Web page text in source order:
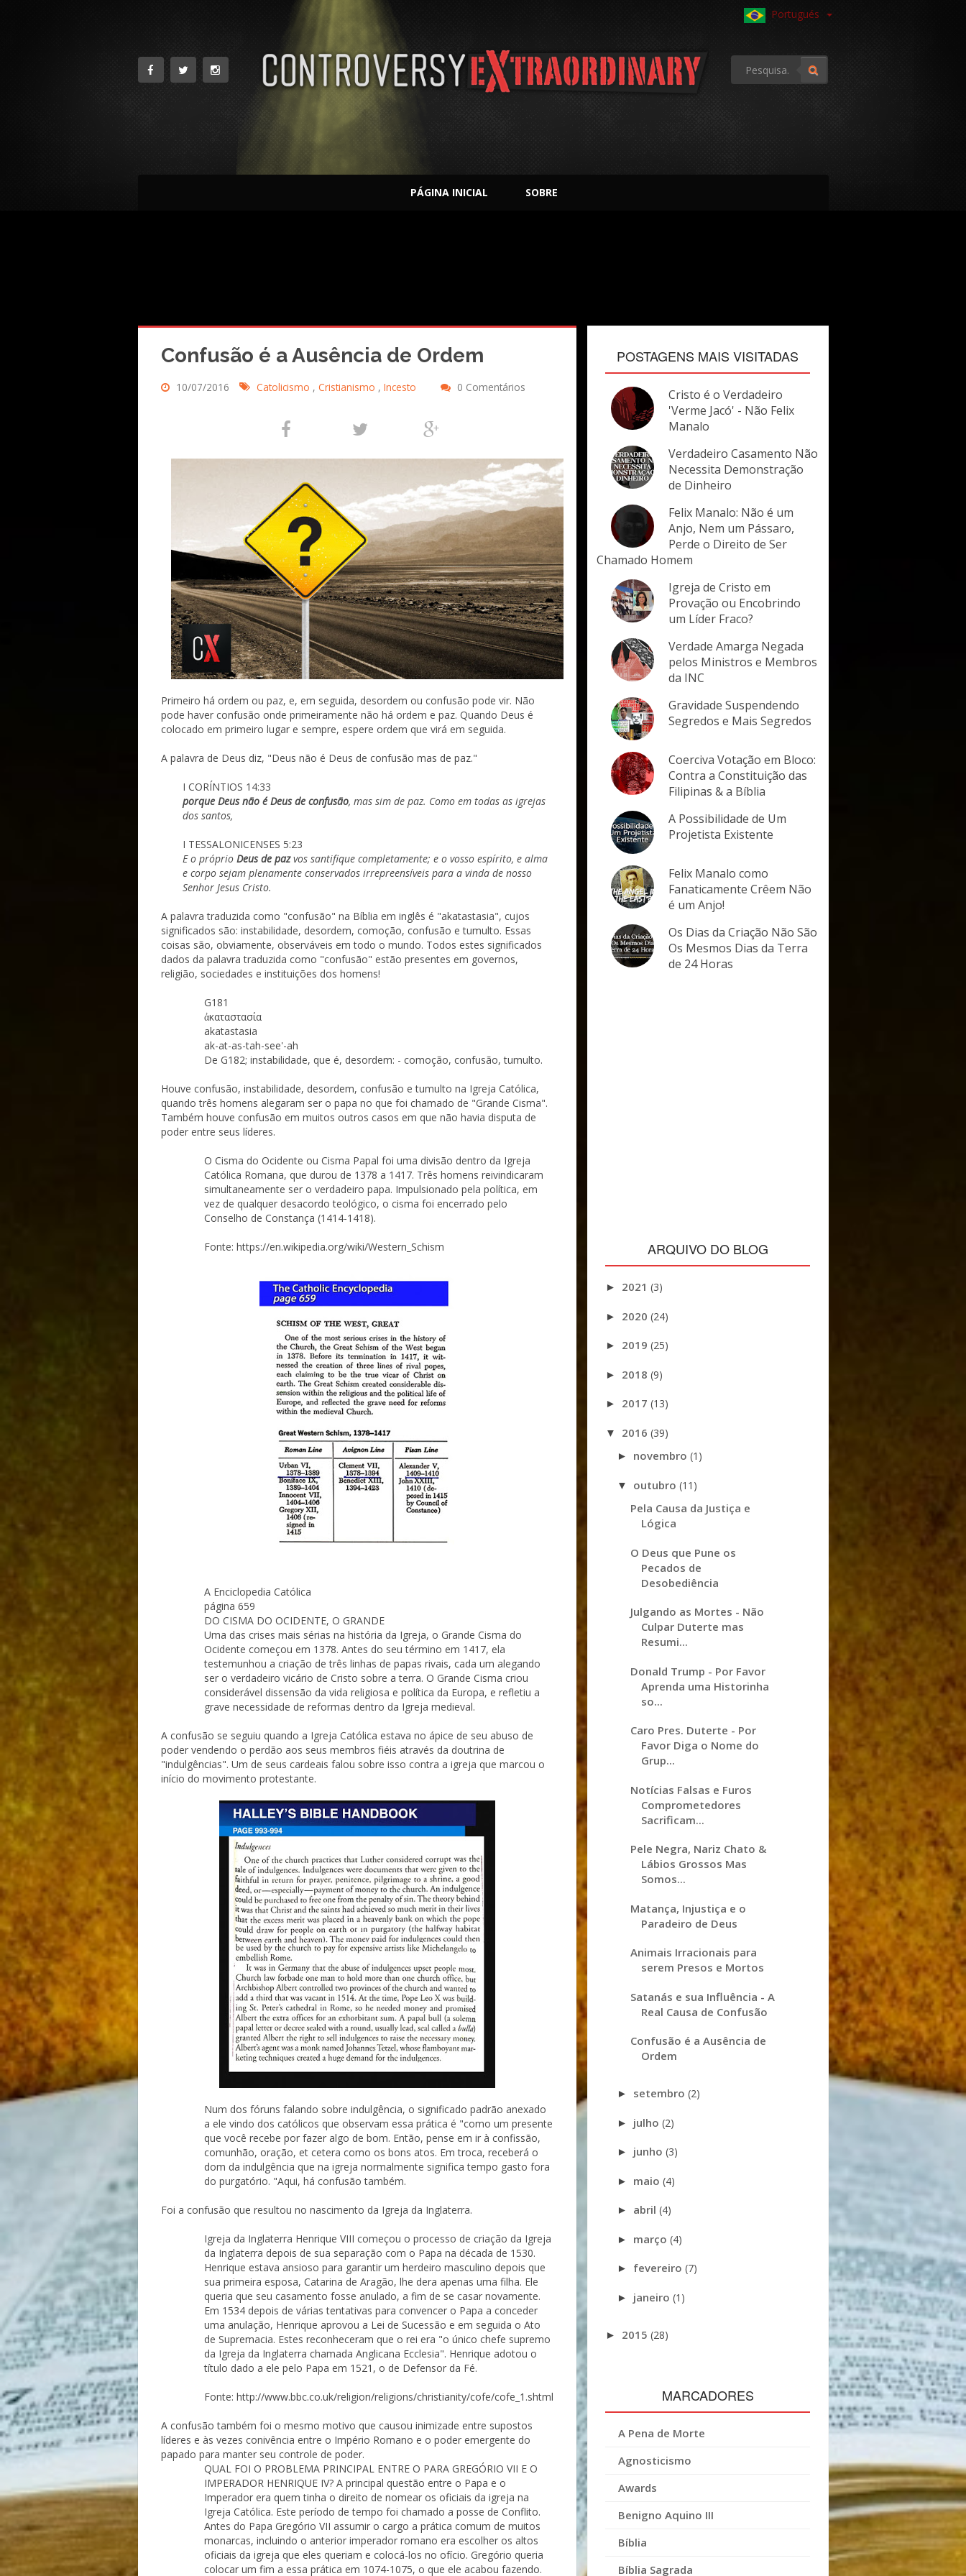
Portugués
PÁGINA INICIAL SOBRE
Confusão é a Ausência de Ordem
10/07/2016 Catolicismo , Cristianismo , Incesto 0 Comentários
Primeiro há ordem ou paz, e, em seguida, desordem ou confusão pode vir. Não
pode haver confusão onde primeiramente não há ordem e paz. Quando Deus é
colocado em primeiro lugar e sempre, espere ordem que virá em seguida.
A palavra de Deus diz, "Deus não é Deus de confusão mas de paz."
I CORÍNTIOS 14:33
porque Deus não é Deus de confusão, mas sim de paz. Como em todas as igrejas
dos santos,
I TESSALONICENSES 5:23
E o próprio Deus de pazvos santifique completamente; e o vosso espírito, e alma
e corpo sejam plenamente conservados irrepreensíveis para a vinda de nosso
Senhor Jesus Cristo.
A palavra traduzida como "confusão" na Bíblia em inglês é "akatastasia", cujos
significados são: instabilidade, desordem, comoção, confusão e tumulto. Essas
coisas são, obviamente, observáveis em todo o mundo. Todos estes significados
dados da palavra traduzida como "confusão" estão presentes em governos,
religião, sociedades e instituições dos homens!
G181
ἀκαταστασία
akatastasia
ak-at-as-tah-see'-ah
De G182; instabilidade, que é, desordem: - comoção, confusão, tumulto.
Houve confusão, instabilidade, desordem, confusão e tumulto na Igreja Católica,
quando três homens alegaram ser o papa no que foi chamado de "Grande Cisma".
Também houve confusão em muitos outros casos em que não havia disputa de
poder entre seus líderes.
O Cisma do Ocidente ou Cisma Papal foi uma divisão dentro da Igreja
Católica Romana, que durou de 1378 a 1417. Três homens reivindicaram
simultaneamente ser o verdadeiro papa. Impulsionado pela política, em
vez de qualquer desacordo teológico, o cisma foi encerrado pelo
Conselho de Constança (1414-1418).
Fonte: https://en.wikipedia.org/wiki/Western_Schism
A Enciclopedia Católica
página 659
DO CISMA DO OCIDENTE, O GRANDE
Uma das crises mais sérias na história da Igreja, o Grande Cisma do
Ocidente começou em 1378. Antes do seu término em 1417, ela
testemunhou a criação de três linhas de papas rivais, cada um alegando
ser o verdadeiro vicário de Cristo sobre a terra. O Grande Cisma criou
considerável dissensão da vida religiosa e política da Europa, e refletiu a
grave necessidade de reformas dentro da Igreja medieval.
A confusão se seguiu quando a Igreja Católica estava no ápice de seu abuso de
poder vendendo o perdão aos seus membros fiéis através da doutrina de
"indulgências". Um de seus cardeais falou sobre isso contra a igreja que marcou o
início do movimento protestante.
Num dos fóruns falando sobre indulgência, o significado padrão anexado
a ele vindo dos católicos que observam essa prática é "como um presente
que você recebe por fazer algo de bom. Então, pense em ir à confissão,
comunhão, oração, et cetera como os bons atos. Em troca, receberá o
dom da indulgência que na igreja normalmente significa tempo gasto fora
do purgatório. "Aqui, há confusão também.
Foi a confusão que resultou no nascimento da Igreja da Inglaterra.
Igreja da Inglaterra Henrique VIII começou o processo de criação da Igreja
da Inglaterra depois de sua separação com o Papa na década de 1530.
Henrique estava ansioso para garantir um herdeiro masculino depois que
sua primeira esposa, Catarina de Aragão, lhe dera apenas uma filha. Ele
queria que seu casamento fosse anulado, a fim de se casar novamente.
Em 1534 depois de várias tentativas para convencer o Papa a conceder
uma anulação, Henrique aprovou a Lei de Sucessão e em seguida o Ato
de Supremacia. Estes reconheceram que o rei era "o único chefe supremo
da Igreja da Inglaterra chamada Anglicana Ecclesia". Henrique adotou o
título dado a ele pelo Papa em 1521, o de Defensor da Fé.
Fonte: http://www.bbc.co.uk/religion/religions/christianity/cofe/cofe_1.shtml
A confusão também foi o mesmo motivo que causou inimizade entre supostos
líderes e às vezes conivência entre o Império Romano e o poder emergente do
papado para manter seu controle de poder.
QUAL FOI O PROBLEMA PRINCIPAL ENTRE O PARA GREGÓRIO VII E O
IMPERADOR HENRIQUE IV? A principal questão entre o Papa e o
Imperador era quem tinha o direito de nomear os oficiais da igreja na
Igreja Católica. Este período de tempo foi chamado a posse de Conflito.
Antes do Papa Gregório VII assumir o cargo a prática comum de muitos
monarcas, incluindo o anterior imperador romano era escolher os altos
oficiais da igreja que eles queriam e colocá-los no ofício. Gregório queria
colocar um fim a essa prática em 1074-1075, o que ele acabou fazendo.
POSTAGENS MAIS VISITADAS
Cristo é o Verdadeiro
'Verme Jacó' - Não Felix
Manalo
Verdadeiro Casamento Não
Necessita Demonstração
de Dinheiro
Felix Manalo: Não é um
Anjo, Nem um Pássaro,
Perde o Direito de Ser
Chamado Homem
Igreja de Cristo em
Provação ou Encobrindo
um Líder Fraco?
Verdade Amarga Negada
pelos Ministros e Membros
da INC
Gravidade Suspendendo
Segredos e Mais Segredos
Coerciva Votação em Bloco:
Contra a Constituição das
Filipinas & a Bíblia
A Possibilidade de Um
Projetista Existente
Felix Manalo como
Fanaticamente Crêem Não
é um Anjo!
Os Dias da Criação Não São
Os Mesmos Dias da Terra
de 24 Horas
ARQUIVO DO BLOG
► 2021 (3)
► 2020 (24)
► 2019 (25)
► 2018 (9)
► 2017 (13)
▼ 2016 (39)
► novembro(1)
▼ outubro(11)
Pela Causa da Justiça e
Lógica
O Deus que Pune os
Pecados de
Desobediência
Julgando as Mortes - Não
Culpar Duterte mas
Resumi...
Donald Trump - Por Favor
Aprenda uma Historinha
so...
Caro Pres. Duterte - Por
Favor Diga o Nome do
Grup...
Notícias Falsas e Furos
Comprometedores
Sacrificam...
Pele Negra, Nariz Chato &
Lábios Grossos Mas
Somos...
Matança, Injustiça e o
Paradeiro de Deus
Animais Irracionais para
serem Presos e Mortos
Satanás e sua Influência - A
Real Causa de Confusão
Confusão é a Ausência de
Ordem
► setembro(2)
► julho(2)
► junho(3)
► maio(4)
► abril(4)
► março(4)
► fevereiro(7)
► janeiro(1)
► 2015 (28)
MARCADORES
A Pena de Morte
Agnosticismo
Awards
Benigno Aquino III
Bíblia
Bíblia Sagrada